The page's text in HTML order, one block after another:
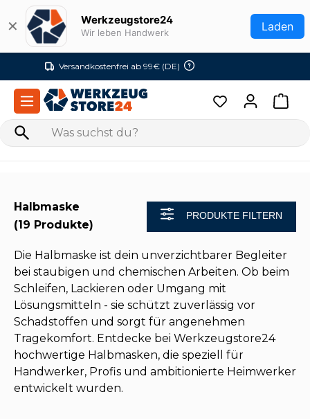
Zum Hauptinhalt springen
✕ Werkzeugstore24
Wir leben Handwerk Laden
Versandkostenfrei ab 99€ (DE)
Halbmaske
(19 Produkte)
PRODUKTE FILTERN
Die Halbmaske ist dein unverzichtbarer Begleiter
bei staubigen und chemischen Arbeiten. Ob beim
Schleifen, Lackieren oder Umgang mit
Lösungsmitteln - sie schützt zuverlässig vor
Schadstoffen und sorgt für angenehmen
Tragekomfort. Entdecke bei Werkzeugstore24
hochwertige Halbmasken, die speziell für
Handwerker, Profis und ambitionierte Heimwerker
entwickelt wurden.